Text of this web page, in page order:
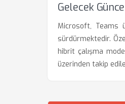
Gelecek
Microsoft, Teams
sürdürmektedir.
hibrit çalışma
üzerinden takip